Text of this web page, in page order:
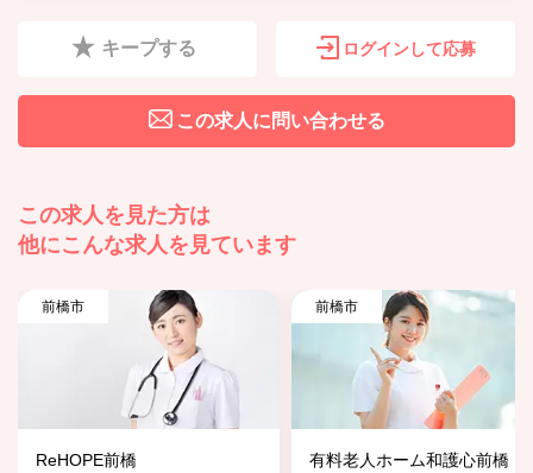
キープする ログインして応募
この求人に問い合わせる
この求人を見た方は
他にこんな求人を見ています
前橋市
ReHOPE前橋
前橋市
有料老人ホーム和護心前橋